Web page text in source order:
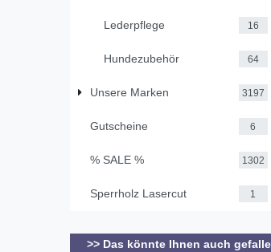
Lederpflege 16
Hundezubehör 64
Unsere Marken 3197
Gutscheine 6
% SALE % 1302
Sperrholz Lasercut 1
>> Das könnte Ihnen auch